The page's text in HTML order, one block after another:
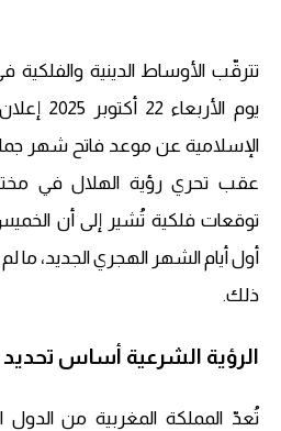
تترقّب الأوساط الدينية والفلكية
يوم
عقب تحري رؤية الهلال في
أول أيام الشهر الهجري الجديد، ما
ذلك.
الرؤية الشرعية أساس تحديد
تُعدّ المملكة المغربية من الدول